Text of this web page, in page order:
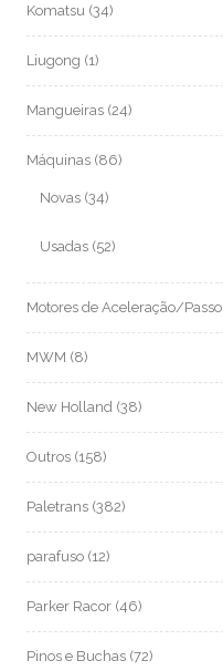
Komatsu (34)
Liugong (1)
Mangueiras (24)
Máquinas (86)
Novas (34)
Usadas (52)
Motores de Aceleração/Passo
MWM (8)
New Holland (38)
Outros (158)
Paletrans (382)
parafuso (12)
Parker Racor (46)
Pinos e Buchas (72)